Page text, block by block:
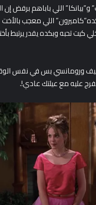
اللي باباهم برفض إن
اللي معجب بالأخت
كيت تحبه وبكده يقدر يرتبط
ورومانسي بس في نفس
عليه مع عيلتك عادي!.